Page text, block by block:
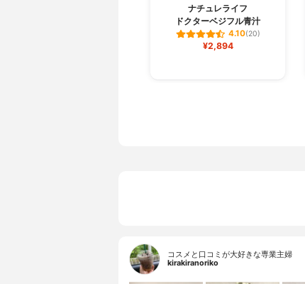
ナチュレライフ
ドクターベジフル青汁
4.10(20)
¥2,894
コスメと口コミが大好きな専業主婦
kirakiranoriko